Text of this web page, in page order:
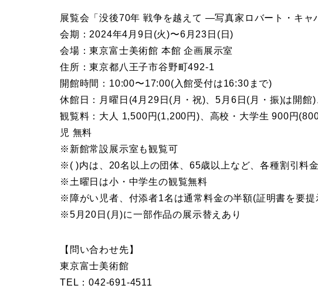
展覧会「没後70年 戦争を越えて —写真家ロバート・キャ
会期：2024年4月9日(火)〜6月23日(日)
会場：東京富士美術館 本館 企画展示室
住所：東京都八王子市谷野町492-1
開館時間：10:00〜17:00(入館受付は16:30まで)
休館日：月曜日(4月29日(月・祝)、5月6日(月・振)は開館
観覧料：大人 1,500円(1,200円)、高校・大学生 900円
児 無料
※新館常設展示室も観覧可
※( )内は、20名以上の団体、65歳以上など、各種割引料金
※土曜日は小・中学生の観覧無料
※障がい児者、付添者1名は通常料金の半額(証明書を要提
※5月20日(月)に一部作品の展示替えあり
【問い合わせ先】
東京富士美術館
TEL：042-691-4511